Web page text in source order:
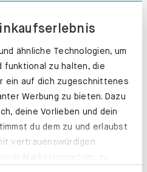
ähnliche Technologien, um
funktional zu halten, die
ein auf dich zugeschnittenes
Werbung zu bieten. Dazu
deine Vorlieben und dein
du dem zu und erlaubst
vertrauenswürdigen